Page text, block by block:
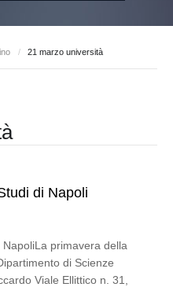
/ 21 marzo università
di Napoli
primavera della
di Scienze
Viale Ellittico n. 31,